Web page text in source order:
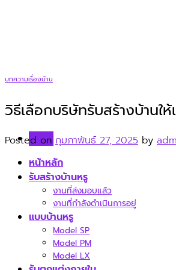
Menu
หน้าหลัก
รับสร้างบ้านหรู
งานที่ส่งมอบแล้ว
งานที่กำลังดำเนินการอยู่
แบบบ้านหรู
Model SP
Model PM
Model LX
บทความเรื่องบ้าน
วิธีเลือกบริษัทรับสร้างบ้านใ
Posted on กุมภาพันธ์ 27, 2025 by